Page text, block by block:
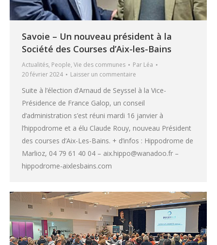
Savoie – Un nouveau président à la
Société des Courses d’Aix-les-Bains
Actualités, People, Vie des communes Par Léa
20 février 2024
Laisser un commentaire
Suite à l’élection d’Arnaud de Seyssel à la Vice-
Présidence de France Galop, un conseil
d’administration s’est réuni mardi 16 janvier à
l’hippodrome et a élu Claude Rouy, nouveau Président
des courses d’Aix-Les-Bains. + d’infos : Hippodrome de
Marlioz, 04 79 61 40 04 – aix.hippo@wanadoo.fr –
hippodrome-aixlesbains.com